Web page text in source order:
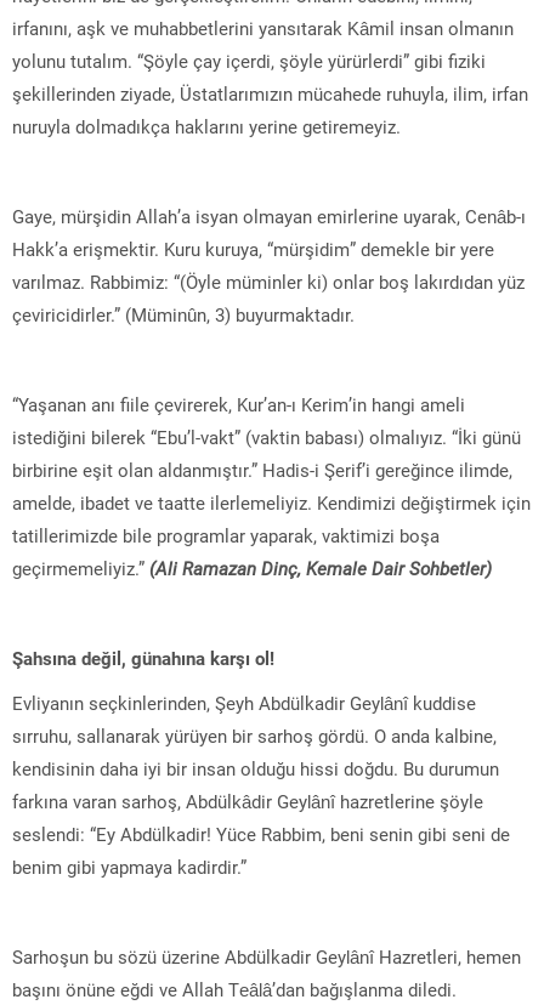
irfanını, aşk ve muhabbetlerini yansıtarak Kâmil insan olmanın
yolunu tutalım. “Şöyle çay içerdi, şöyle yürürlerdi” gibi fiziki
şekillerinden ziyade, Üstatlarımızın mücahede ruhuyla, ilim, irfan
nuruyla dolmadıkça haklarını yerine getiremeyiz.
Gaye, mürşidin Allah’a isyan olmayan emirlerine uyarak, Cenâb-ı
Hakk’a erişmektir. Kuru kuruya, “mürşidim” demekle bir yere
varılmaz. Rabbimiz: “(Öyle müminler ki) onlar boş lakırdıdan yüz
çeviricidirler.” (Müminûn, 3) buyurmaktadır.
“Yaşanan anı fiile çevirerek, Kur’an-ı Kerim’in hangi ameli
istediğini bilerek “Ebu’l-vakt” (vaktin babası) olmalıyız. “İki günü
birbirine eşit olan aldanmıştır.” Hadis-i Şerif’i gereğince ilimde,
amelde, ibadet ve taatte ilerlemeliyiz. Kendimizi değiştirmek için
tatillerimizde bile programlar yaparak, vaktimizi boşa
geçirmemeliyiz.” (Ali Ramazan Dinç, Kemale Dair Sohbetler)
Şahsına değil, günahına karşı ol!
Evliyanın seçkinlerinden, Şeyh Abdülkadir Geylânî kuddise
sırruhu, sallanarak yürüyen bir sarhoş gördü. O anda kalbine,
kendisinin daha iyi bir insan olduğu hissi doğdu. Bu durumun
farkına varan sarhoş, Abdülkâdir Geylânî hazretlerine şöyle
seslendi: “Ey Abdülkadir! Yüce Rabbim, beni senin gibi seni de
benim gibi yapmaya kadirdir.”
Sarhoşun bu sözü üzerine Abdülkadir Geylânî Hazretleri, hemen
başını önüne eğdi ve Allah Teâlâ’dan bağışlanma diledi.